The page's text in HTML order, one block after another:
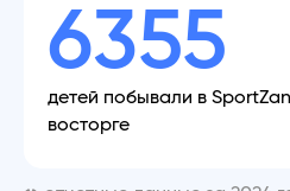
6355
детей побывали в
восторге